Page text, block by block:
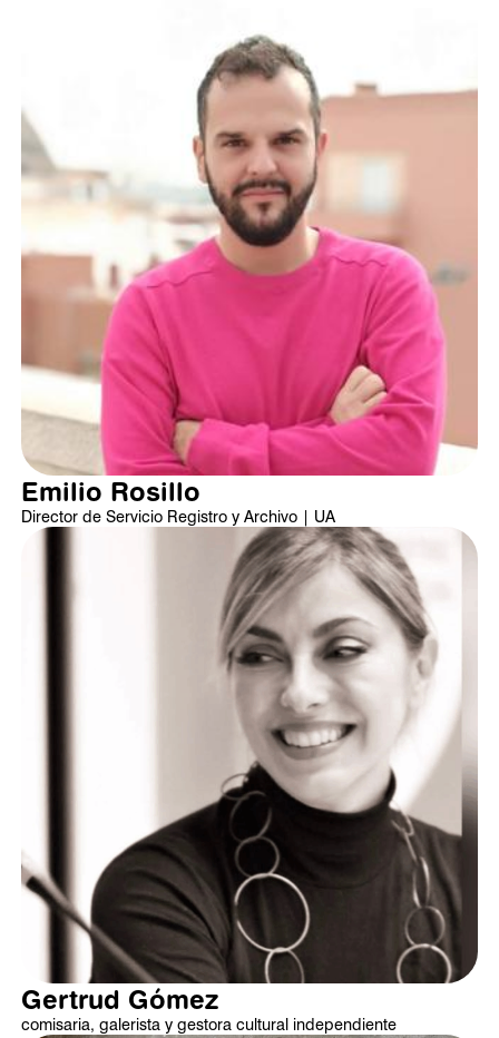
Emilio Rosillo
Director de Servicio Registro y Archivo | UA
Gertrud Gómez
comisaria, galerista y gestora cultural independiente